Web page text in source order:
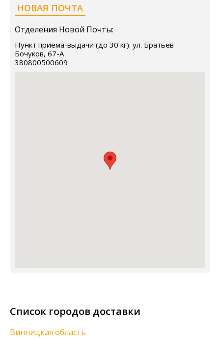
НОВАЯ ПОЧТА
Отделения Новой Почты:
Пункт приема-выдачи (до 30 кг): ул. Братьев
Бочуков, 67-А
380800500609
Список городов доставки
Винницкая область